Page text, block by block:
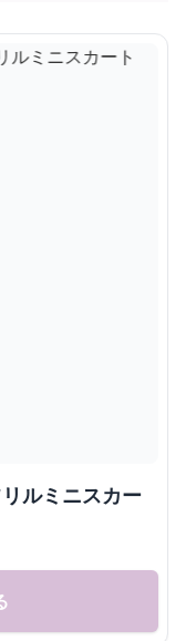
ルミニスカー